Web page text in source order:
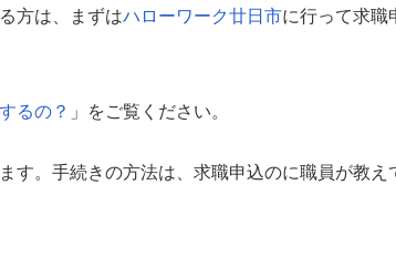
方は、まずはハローワーク廿日市に行って求職
るの？ 」をご覧ください。
す。手続きの方法は、求職申込のに職員が教え